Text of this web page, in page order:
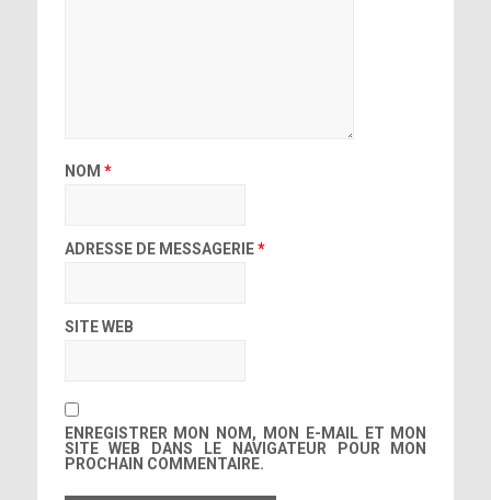
NOM *
ADRESSE DE MESSAGERIE*
SITE WEB
ENREGISTRER MON NOM, MON E-MAIL ET MON
SITE WEB DANS LE NAVIGATEUR POUR MON
PROCHAIN COMMENTAIRE.